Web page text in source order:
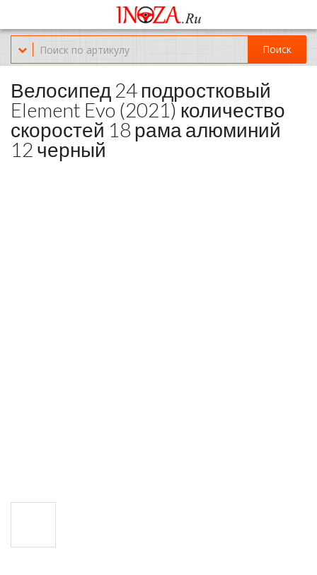
Офис обслуживания г.Краснодар (KRD) Куликова Поля 2 (магазин
Нож-мясо)
8-(967)-300-69-11
Поиск
Велосипед 24 подростковый
Element Evo (2021) количество
скоростей 18 рама алюминий
12 черный